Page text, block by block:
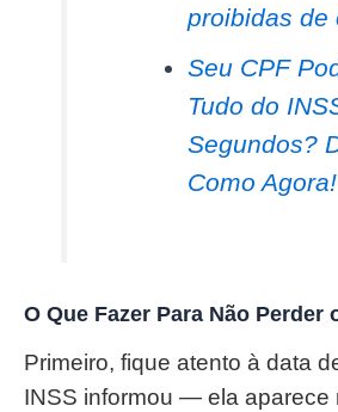
proibidas de
Seu CPF
Tudo do
Segundos?
Como Agora!
O Que Fazer Para Não Perder
Primeiro, fique atento à data
INSS informou — ela aparece